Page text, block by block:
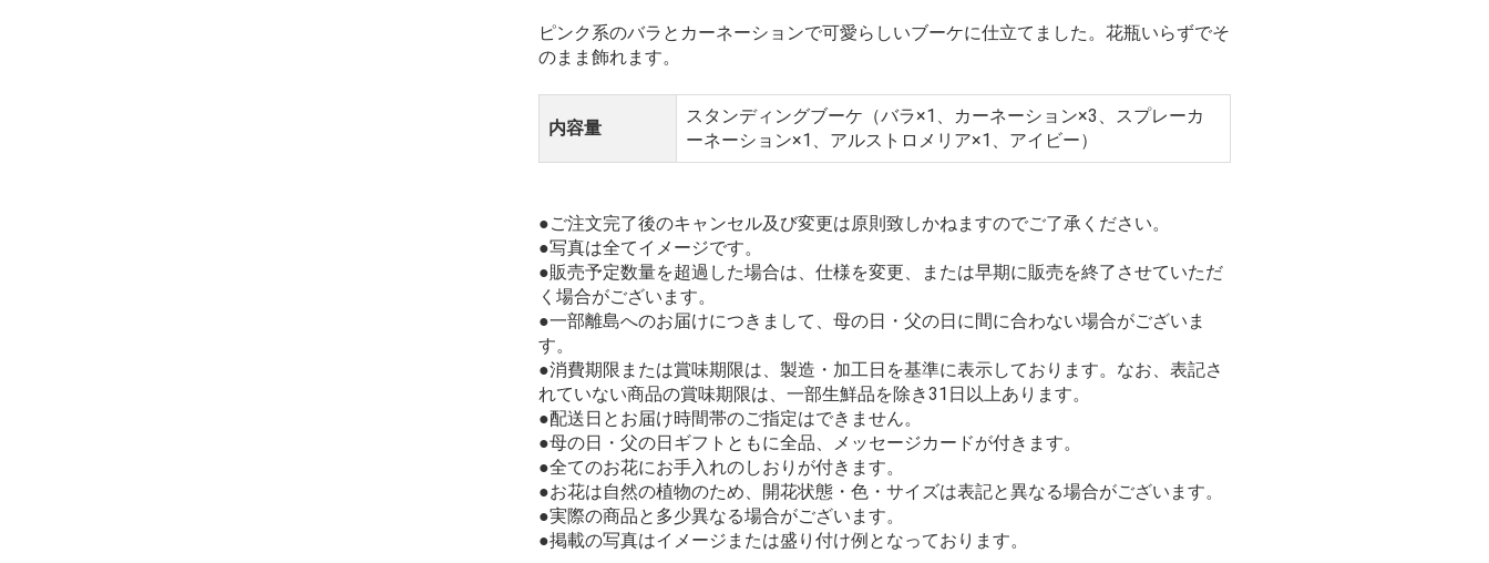
ピンク系のバラとカーネーションで可愛らしいブーケに仕立てました。花瓶いらずでそ
のまま飾れます。
内容量
スタンディングブーケ（バラ×1、カーネーション×3、スプレーカ
ーネーション×1、アルストロメリア×1、アイビー）
●ご注文完了後のキャンセル及び変更は原則致しかねますのでご了承ください。
●写真は全てイメージです。
●販売予定数量を超過した場合は、仕様を変更、または早期に販売を終了させていただ
く場合がございます。
●一部離島へのお届けにつきまして、母の日・父の日に間に合わない場合がございま
す。
●消費期限または賞味期限は、製造・加工日を基準に表示しております。なお、表記さ
れていない商品の賞味期限は、一部生鮮品を除き31日以上あります。
●配送日とお届け時間帯のご指定はできません。
●母の日・父の日ギフトともに全品、メッセージカードが付きます。
●全てのお花にお手入れのしおりが付きます。
●お花は自然の植物のため、開花状態・色・サイズは表記と異なる場合がございます。
●実際の商品と多少異なる場合がございます。
●掲載の写真はイメージまたは盛り付け例となっております。